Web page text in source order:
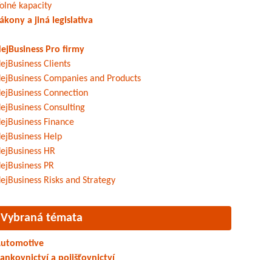
kapacity
a jiná legislativa
Pro firmy
Clients
Companies and Products
Connection
Consulting
Finance
Help
HR
PR
Risks and Strategy
Vybraná témata